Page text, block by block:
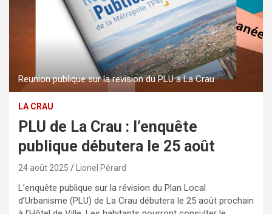
Reunion publique sur la revision du PLU a La Crau
LA CRAU
PLU de La Crau : l’enquête
publique débutera le 25 août
24 août 2025 Lionel Pérard
L’enquête publique sur la révision du Plan Local
d’Urbanisme (PLU) de La Crau débutera le 25 août prochain